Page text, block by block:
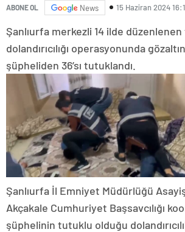
ABONE OL News 15 Haziran 2024
Şanlıurfa merkezli 14 ilde
dolandırıcılığı operasyonunda
şüpheliden 36’sı tutuklandı.
Şanlıurfa İl Emniyet Müdürlüğü
Akçakale Cumhuriyet Başsavcılığı
şüphelinin tutuklu olduğu